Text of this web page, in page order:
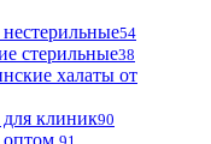
54
стерильные38
халаты от
клиник90
оптом